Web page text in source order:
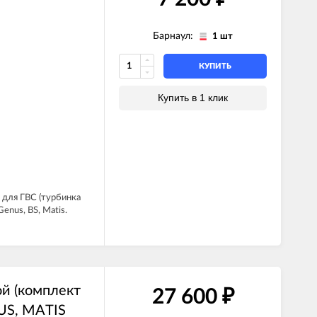
для ГВС (турбинка
BS, Matis.
Барнаул: 1 шт
КУПИТЬ
Купить в 1 клик
(комплект
MATIS
27 600 ₽